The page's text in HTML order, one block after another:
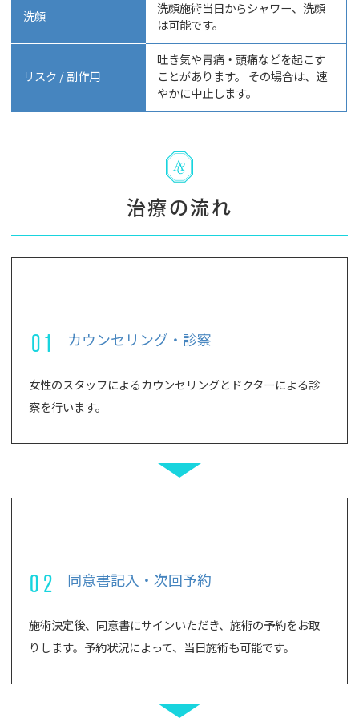
洗顔
洗顔施術当日からシャワー、洗顔
は可能です。
リスク / 副作用
吐き気や胃痛・頭痛などを起こす
ことがあります。 その場合は、速
やかに中止します。
治療の流れ
01 カウンセリング・診察
女性のスタッフによるカウンセリングとドクターによる診
察を行います。
02 同意書記入・次回予約
施術決定後、同意書にサインいただき、施術の予約をお取
りします。予約状況によって、当日施術も可能です。